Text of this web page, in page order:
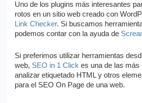
Uno de los plugins más interesantes
rotos en un sitio web creado con
Link Checker. Si buscamos
podemos contar con la ayuda de
Si preferimos utilizar herramientas
web, SEO in 1 Click es una de las más
analizar etiquetado HTML y otros
para el SEO On Page de una web.